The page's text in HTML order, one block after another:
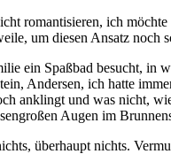
romantisieren, ich
um diesen Ansatz noch
ein Spaßbad besucht, in
Andersen, ich hatte
anklingt und was nicht,
Augen im
überhaupt nichts.